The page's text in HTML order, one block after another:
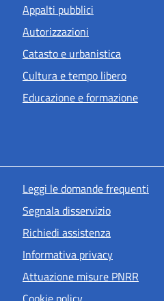
Appalti pubblici
Autorizzazioni
Catasto e urbanistica
Cultura e tempo libero
Educazione e formazione
Menu piè
Leggi le domande frequenti
Segnala disservizio
Richiedi assistenza
Informativa privacy
Attuazione misure PNRR